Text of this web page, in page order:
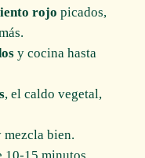
rojo picados,
y cocina hasta
, el caldo vegetal,
mezcla bien.
10-15 minutos